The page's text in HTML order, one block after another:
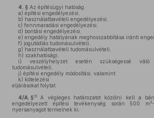
4. § Az építésügyi hatóság
a) építési engedélyezési,
b) használatbavételi engedélyezési,
c) fennmaradási engedélyezési,
d) bontási engedélyezési,
e) engedély hatályának meghosszabbítása iránti
f) jogutódlás tudomásulvételi,
g) használatbavételi tudomásulvételi,
h) szakhatósági,
i) veszélyhelyzet esetén szükségessé váló
tudomásulvételi,
j) építési engedély módosítási, valamint
k) kötelezési
eljárásokat folytat.
4/A. § 15
A végleges határozatot közölni kell a
engedélyezett építési tevékenység során 500 m 3
nyersanyagot termelnek ki.